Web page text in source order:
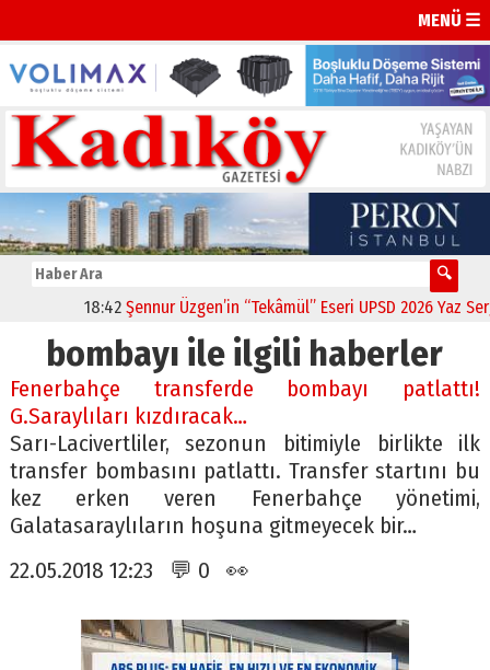
MENÜ ☰
18:42 Şennur Üzgen’in “Tekâmül” Eseri UPSD 2026 Yaz
bombayı ile ilgili haberler
Fenerbahçe transferde bombayı patlattı!
G.Saraylıları kızdıracak…
Sarı-Lacivertliler, sezonun bitimiyle birlikte ilk
transfer bombasını patlattı. Transfer startını bu
kez erken veren Fenerbahçe yönetimi,
Galatasaraylıların hoşuna gitmeyecek bir…
22.05.2018 12:23 💬 0 👀